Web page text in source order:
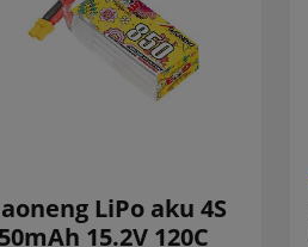
LiPo aku 4S
15.2V 120C